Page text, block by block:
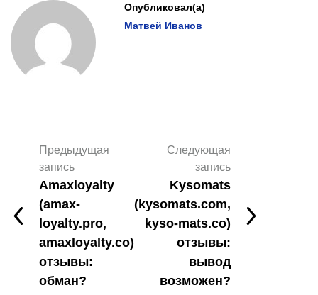
Опубликовал(а)
Матвей Иванов
Предыдущая
запись
Amaxloyalty
(amax-
loyalty.pro,
amaxloyalty.co)
отзывы:
обман?
Следующая
запись
Kysomats
(kysomats.com,
kyso-mats.co)
отзывы:
вывод
возможен?